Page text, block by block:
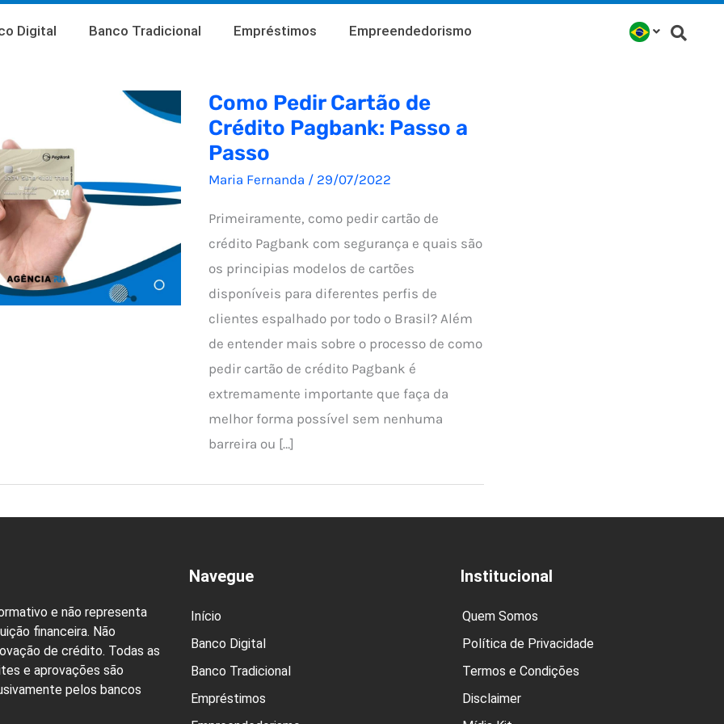
Digital Banco Tradicional Empréstimos Empreendedorismo
Como Pedir Cartão de
Crédito Pagbank: Passo a
Passo
Maria Fernanda / 29/07/2022
Primeiramente, como pedir cartão de
crédito Pagbank com segurança e quais são
os principias modelos de cartões
disponíveis para diferentes perfis de
clientes espalhado por todo o Brasil? Além
de entender mais sobre o processo de como
pedir cartão de crédito Pagbank é
extremamente importante que faça da
melhor forma possível sem nenhuma
barreira ou […]
e não representa
financeira. Não
de crédito. Todas as
e aprovações são
pelos bancos
Navegue
Início
Banco Digital
Banco Tradicional
Empréstimos
Institucional
Quem Somos
Política de Privacidade
Termos e Condições
Disclaimer